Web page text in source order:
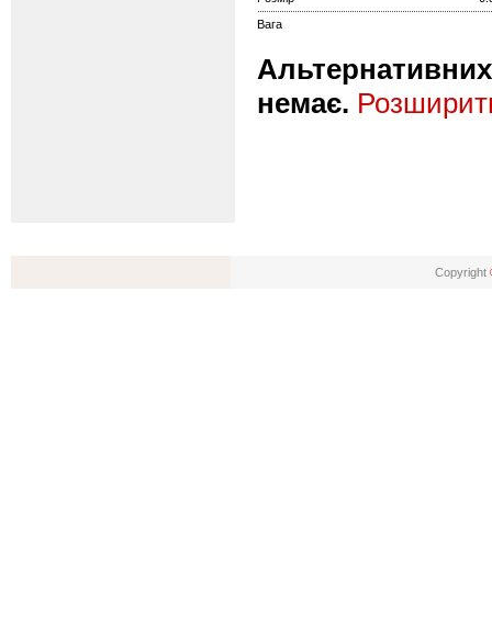
Вага
Альтернативних
немає.
Copyright